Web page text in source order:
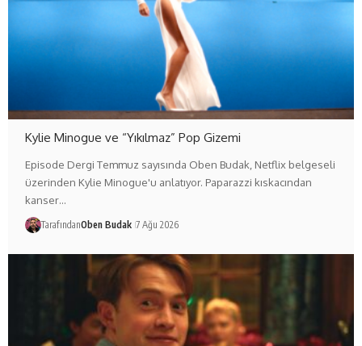
Kylie Minogue ve “Yıkılmaz” Pop Gizemi
Episode Dergi Temmuz sayısında Oben Budak, Netflix belgeseli
üzerinden Kylie Minogue'u anlatıyor. Paparazzi kıskacından
kanser…
TarafındanOben Budak 7 Ağu 2026